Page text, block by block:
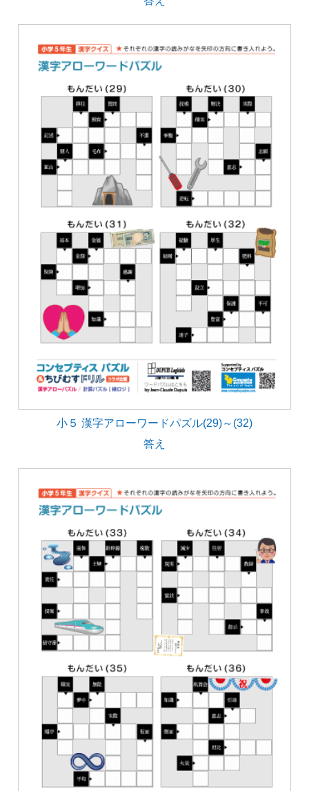
小５ 漢字アローワードパズル(29)～(32)
答え